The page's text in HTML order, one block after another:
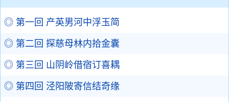
◎ 第一回 产英男河中浮玉简
◎ 第二回 探慈母林内拾金囊
◎ 第三回 山阴岭借宿订喜耦
◎ 第四回 泾阳陂寄信结奇缘